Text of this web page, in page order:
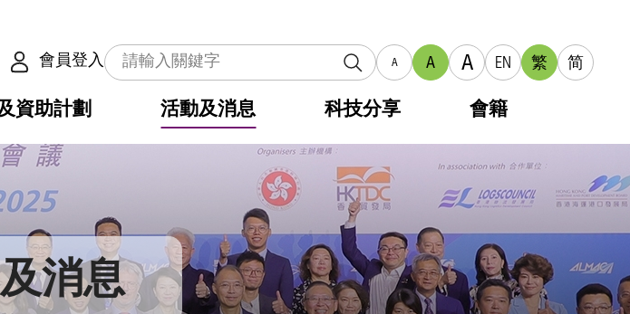
會員登入 A A A EN 繁 简
資助計劃 活動及消息 科技分享 會籍
消息